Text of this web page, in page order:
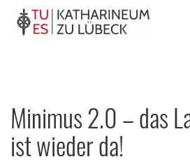
Minimus 2.0 – das
ist wieder da!